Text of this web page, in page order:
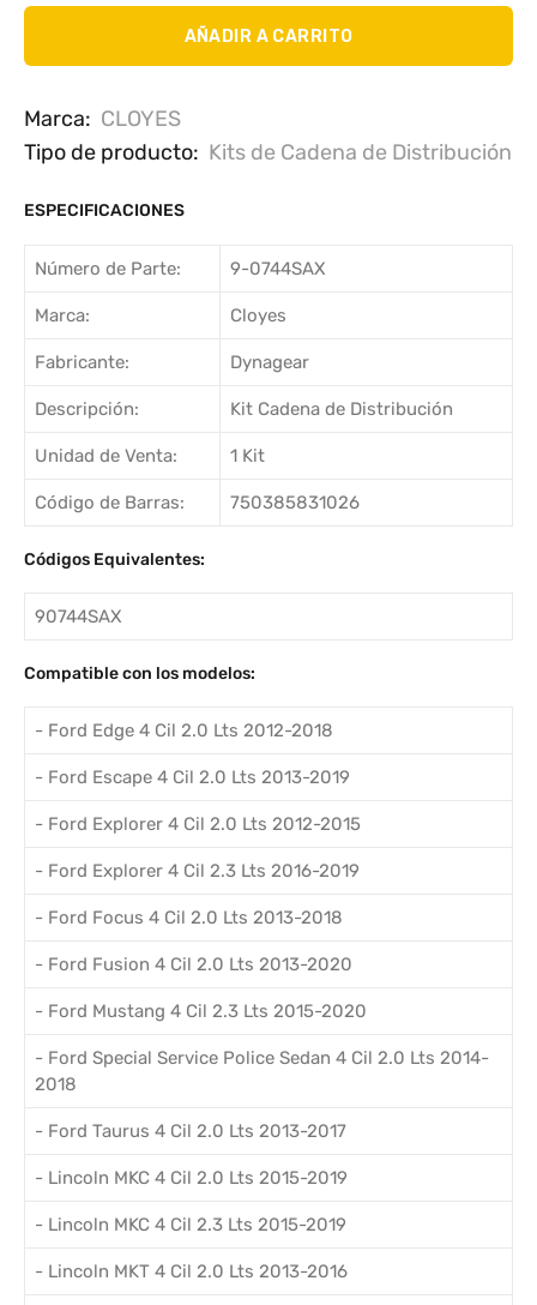
AÑADIR A CARRITO
Marca: CLOYES
Tipo de producto: Kits de Cadena de Distribución
ESPECIFICACIONES
Número de Parte: 9-0744SAX
Marca: Cloyes
Fabricante: Dynagear
Descripción: Kit Cadena de Distribución
Unidad de Venta: 1 Kit
Código de Barras: 750385831026
Códigos Equivalentes:
90744SAX
Compatible con los modelos:
- Ford Edge 4 Cil 2.0 Lts 2012-2018
- Ford Escape 4 Cil 2.0 Lts 2013-2019
- Ford Explorer 4 Cil 2.0 Lts 2012-2015
- Ford Explorer 4 Cil 2.3 Lts 2016-2019
- Ford Focus 4 Cil 2.0 Lts 2013-2018
- Ford Fusion 4 Cil 2.0 Lts 2013-2020
- Ford Mustang 4 Cil 2.3 Lts 2015-2020
- Ford Special Service Police Sedan 4 Cil 2.0 Lts 2014-
2018
- Ford Taurus 4 Cil 2.0 Lts 2013-2017
- Lincoln MKC 4 Cil 2.0 Lts 2015-2019
- Lincoln MKC 4 Cil 2.3 Lts 2015-2019
- Lincoln MKT 4 Cil 2.0 Lts 2013-2016